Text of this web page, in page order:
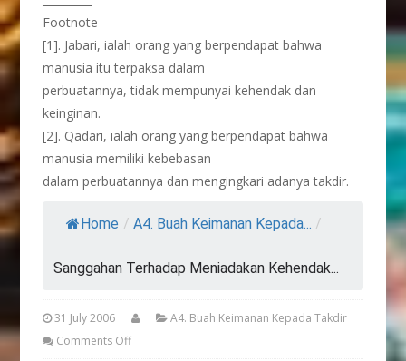
Footnote
[1]. Jabari, ialah orang yang berpendapat bahwa
manusia itu terpaksa dalam
perbuatannya, tidak mempunyai kehendak dan
keinginan.
[2]. Qadari, ialah orang yang berpendapat bahwa
manusia memiliki kebebasan
dalam perbuatannya dan mengingkari adanya takdir.
Home / A4. Buah Keimanan Kepada... /
Sanggahan Terhadap Meniadakan Kehendak...
31 July 2006
A4. Buah Keimanan Kepada Takdir
Comments Off